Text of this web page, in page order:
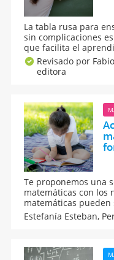
La tabla rusa para
sin complicaciones
que facilita el
los peques. Es ideal
aprender
Revisado por
editora
Te proponemos una
matemáticas con los
matemáticas pueden
complicada para los
estos juegos y trucos
Estefanía Esteban,